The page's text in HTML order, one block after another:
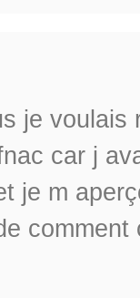
je voulais
car j
je m